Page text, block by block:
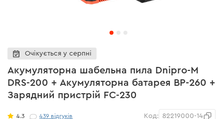
Акумуляторна шабельна пила Dnipro-M
DRS-200 + Акумуляторна батарея BP-260 +
Зарядний пристрій FC-230
4.3 439 відгуків Код: 82219000-14
Очікується у серпні